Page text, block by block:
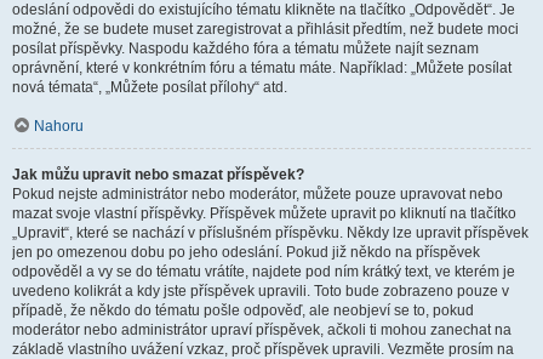
odeslání odpovědi do existujícího tématu klikněte na tlačítko „Odpovědět“. Je
možné, že se budete muset zaregistrovat a přihlásit předtím, než budete moci
posílat příspěvky. Naspodu každého fóra a tématu můžete najít seznam
oprávnění, které v konkrétním fóru a tématu máte. Například: „Můžete posílat
nová témata“, „Můžete posílat přílohy“ atd.
Nahoru
Jak můžu upravit nebo smazat příspěvek?
Pokud nejste administrátor nebo moderátor, můžete pouze upravovat nebo
mazat svoje vlastní příspěvky. Příspěvek můžete upravit po kliknutí na tlačítko
„Upravit“, které se nachází v příslušném příspěvku. Někdy lze upravit příspěvek
jen po omezenou dobu po jeho odeslání. Pokud již někdo na příspěvek
odpověděl a vy se do tématu vrátíte, najdete pod ním krátký text, ve kterém je
uvedeno kolikrát a kdy jste příspěvek upravili. Toto bude zobrazeno pouze v
případě, že někdo do tématu pošle odpověď, ale neobjeví se to, pokud
moderátor nebo administrátor upraví příspěvek, ačkoli ti mohou zanechat na
základě vlastního uvážení vzkaz, proč příspěvek upravili. Vezměte prosím na